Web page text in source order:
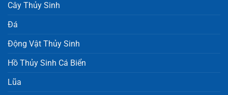
Cây Thủy Sinh
Đá
Động Vật Thủy Sinh
Hồ Thủy Sinh Cá Biển
Lũa